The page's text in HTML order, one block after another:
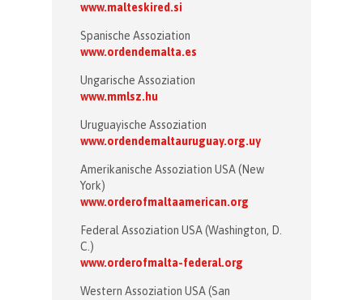
www.malteskired.si
Spanische Assoziation
www.ordendemalta.es
Ungarische Assoziation
www.mmlsz.hu
Uruguayische Assoziation
www.ordendemaltauruguay.org.uy
Amerikanische Assoziation USA (New
York)
www.orderofmaltaamerican.org
Federal Assoziation USA (Washington, D.
C.)
www.orderofmalta-federal.org
Western Assoziation USA (San